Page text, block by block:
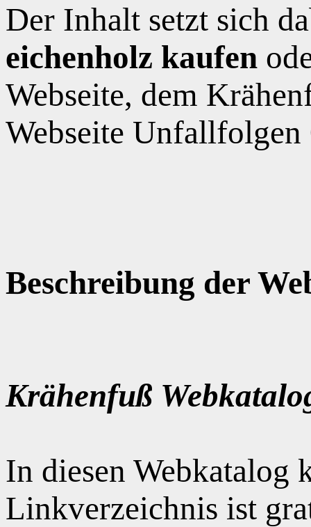
Der Inhalt setzt sich
eichenholz kaufen
Webseite, dem
Webseite
Beschreibung der
Krähenfuß
In diesen Webkatalog
Linkverzeichnis ist